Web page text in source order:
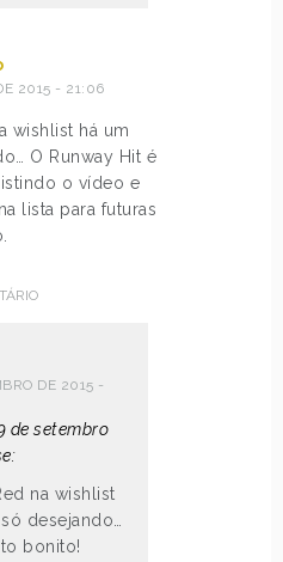
2015 - 21:06
wishlist há um
O Runway Hit é
o vídeo e
lista para futuras
DE 2015 -
de setembro
na wishlist
desejando…
bonito!